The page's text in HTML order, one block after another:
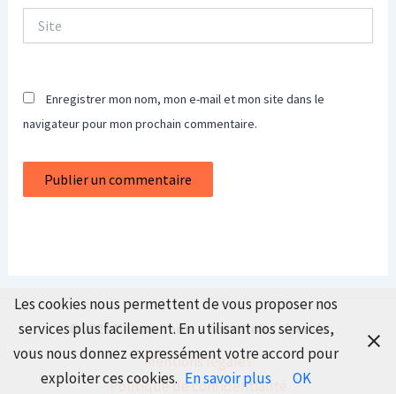
Enregistrer mon nom, mon e-mail et mon site dans le
navigateur pour mon prochain commentaire.
© 2026 Maison Immo - Tous droits réservés
Mentions légales
Politique de confidentialité
Les cookies nous permettent de vous proposer nos
services plus facilement. En utilisant nos services,
vous nous donnez expressément votre accord pour
exploiter ces cookies. En savoir plus OK